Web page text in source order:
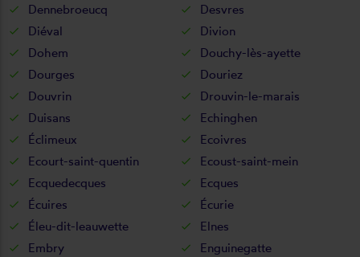
Dennebroeucq
Desvres
Diéval
Divion
Dohem
Douchy-lès-ayette
Dourges
Douriez
Douvrin
Drouvin-le-marais
Duisans
Echinghen
Éclimeux
Ecoivres
Ecourt-saint-quentin
Ecoust-saint-mein
Ecquedecques
Ecques
Écuires
Écurie
Éleu-dit-leauwette
Elnes
Embry
Enguinegatte